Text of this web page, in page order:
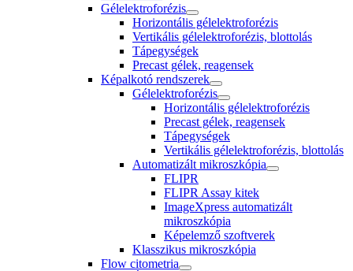
Gélelektroforézis
Horizontális gélelektroforézis
Vertikális gélelektroforézis, blottolás
Tápegységek
Precast gélek, reagensek
Képalkotó rendszerek
Gélelektroforézis
Horizontális gélelektroforézis
Precast gélek, reagensek
Tápegységek
Vertikális gélelektroforézis, blottolás
Automatizált mikroszkópia
FLIPR
FLIPR Assay kitek
ImageXpress automatizált
mikroszkópia
Képelemző szoftverek
Klasszikus mikroszkópia
Flow citometria